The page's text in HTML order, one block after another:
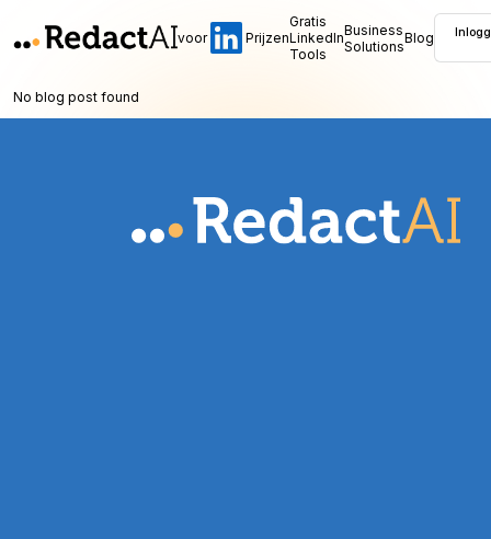
voor Prijzen
Gratis
LinkedIn
Tools
Business
SolutionsBlog
No blog post found